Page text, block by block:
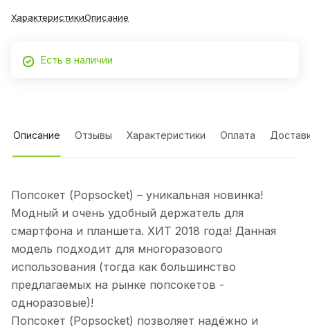
ХарактеристикиОписание
Есть в наличии
Описание Отзывы Характеристики Оплата
Попсокет (Popsocket) – уникальная новинка!
Модный и очень удобный держатель для
смартфона и планшета. ХИТ 2018 года! Данная
модель подходит для многоразового
использования (тогда как большинство
предлагаемых на рынке попсокетов -
одноразовые)!
Попсокет (Popsocket) позволяет надёжно и